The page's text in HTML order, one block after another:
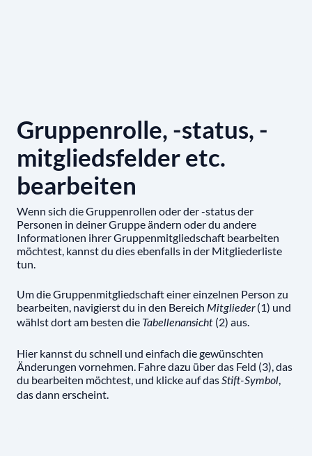
Gruppenrolle, -status, -
mitgliedsfelder etc.
bearbeiten
Wenn sich die Gruppenrollen oder der -status der
Personen in deiner Gruppe ändern oder du andere
Informationen ihrer Gruppenmitgliedschaft bearbeiten
möchtest, kannst du dies ebenfalls in der Mitgliederliste
tun.
Um die Gruppenmitgliedschaft einer einzelnen Person zu
bearbeiten, navigierst du in den Bereich Mitglieder(1) und
wählst dort am besten die Tabellenansicht (2) aus.
Hier kannst du schnell und einfach die gewünschten
Änderungen vornehmen. Fahre dazu über das Feld (3), das
du bearbeiten möchtest, und klicke auf dasStift-Symbol,
das dann erscheint.